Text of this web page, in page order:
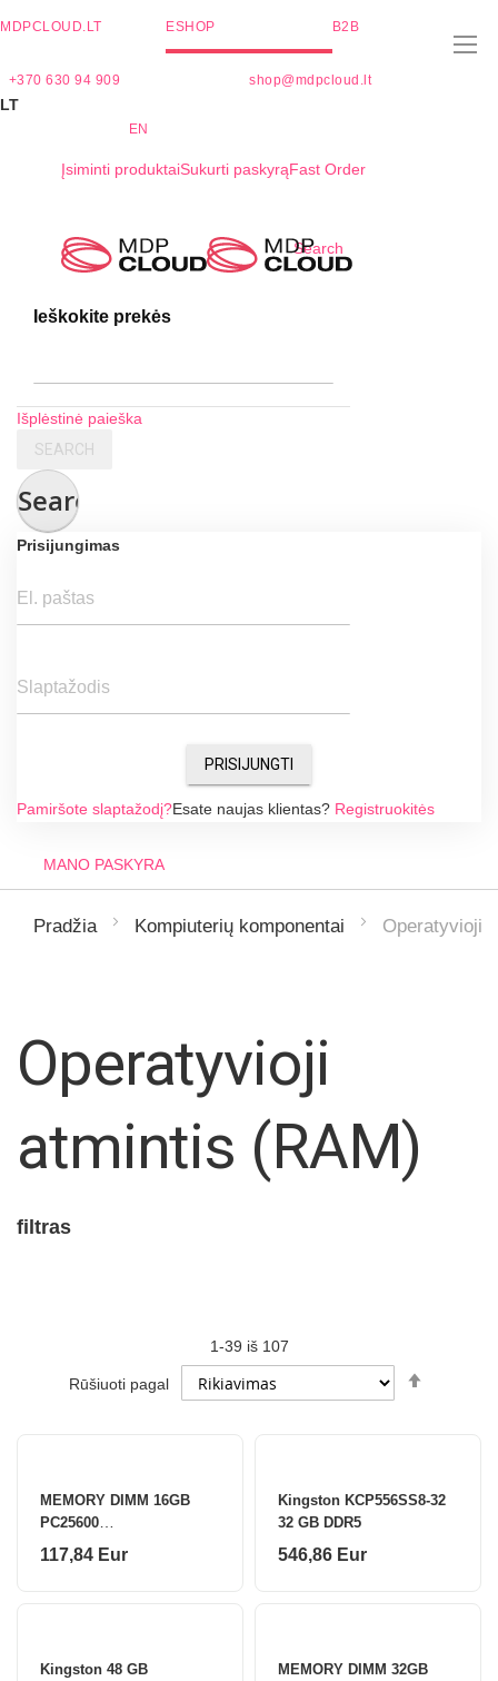
MDPCLOUD.LT ESHOP B2B
+370 630 94 909 shop@mdpcloud.lt
LT
EN
Įsiminti produktaiSukurti paskyrąFast Order
Search
Ieškokite prekės
Išplėstinė paieška
SEARCH
Search
Prisijungimas
El. paštas
Slaptažodis
PRISIJUNGTI
Pamiršote slaptažodį?Esate naujas klientas? Registruokitės
MANO PASKYRA
Pradžia Kompiuterių komponentai Operatyvioji
Operatyvioji
atmintis (RAM)
filtras
1-39 iš 107
Rūšiuoti pagal
MEMORY DIMM 16GB
PC25600
DDR4/LD4U16G32C22ST-
BGS LEXAR
117,84 Eur
Kingston KCP556SS8-32
32 GB DDR5
546,86 Eur
Kingston 48 GB
MEMORY DIMM 32GB